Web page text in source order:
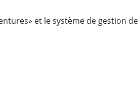
et le système de gestion de